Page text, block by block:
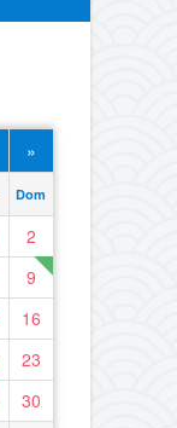
»
Dom
2
9
16
23
30